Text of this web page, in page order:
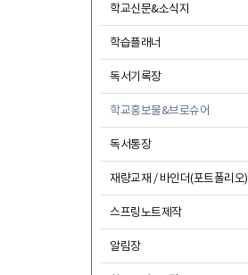
학교신문&소식지
학습플래너
독서기록장
학교홍보물&브로슈어
독서통장
재량교재 / 바인더(포트폴리오)
스프링노트제작
알림장